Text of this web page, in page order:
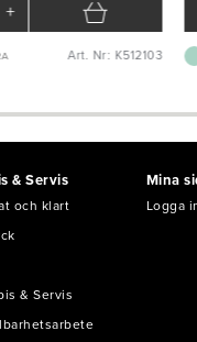
+
Art. Nr: K512103
& Servis
och klart
& Servis
Mina
Logga